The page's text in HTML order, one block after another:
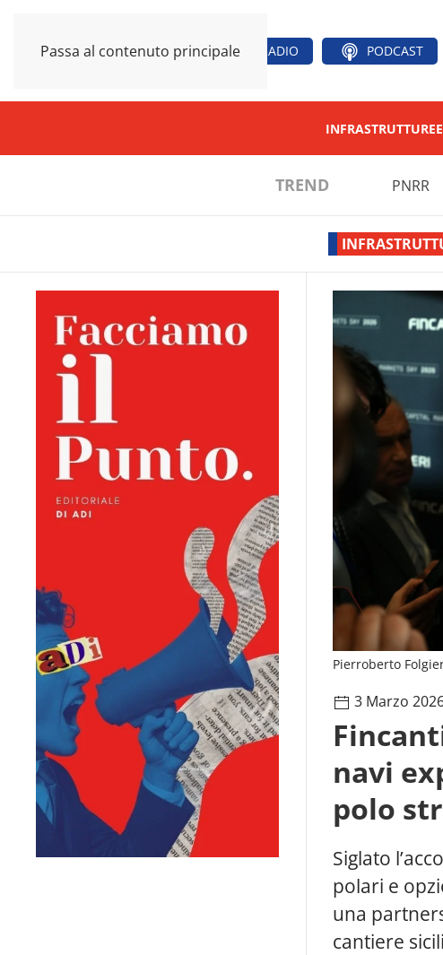
Passa al contenuto principale RADIO PODCAST
INFRASTRUTTURE
TREND PNRR
Pierroberto
3 Marzo
navi
polo
Siglato
polari e
una
cantiere